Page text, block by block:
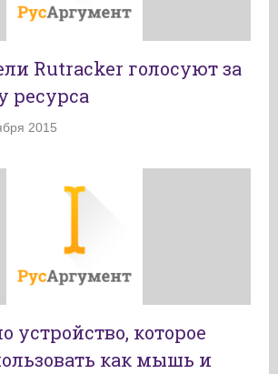
Rutracker голосуют за
ресурса
2015
устройство, которое
как мышь и